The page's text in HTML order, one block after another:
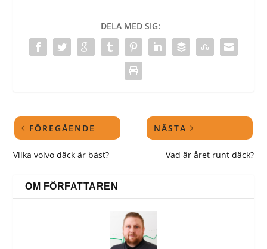
DELA MED SIG:
FÖREGÅENDE
Vilka volvo däck är bäst?
NÄSTA
Vad är året runt däck?
OM FÖRFATTAREN